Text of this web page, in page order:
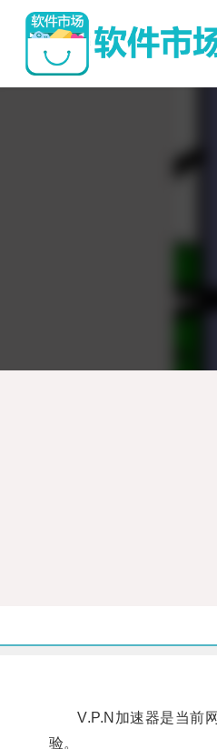
V.P.N加速器是当前网
验。